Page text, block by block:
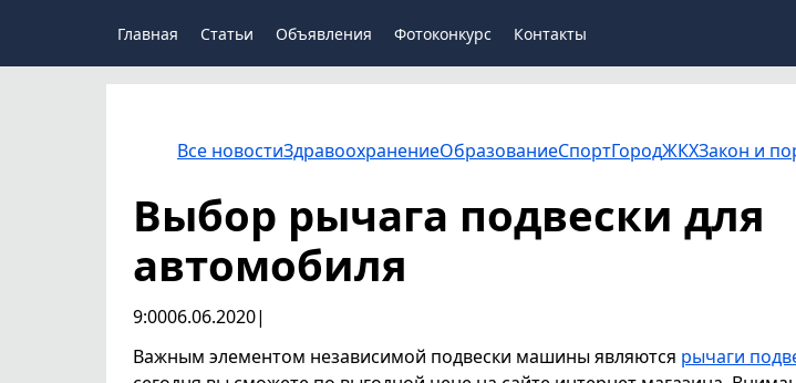
Главная Статьи Объявления Фотоконкурс Контакты
Все новостиЗдравоохранениеОбразованиеСпортГородЖКХЗакон и
Выбор рычага подвески для
автомобиля
9:0006.06.2020|
Важным элементом независимой подвески машины являются рычаги